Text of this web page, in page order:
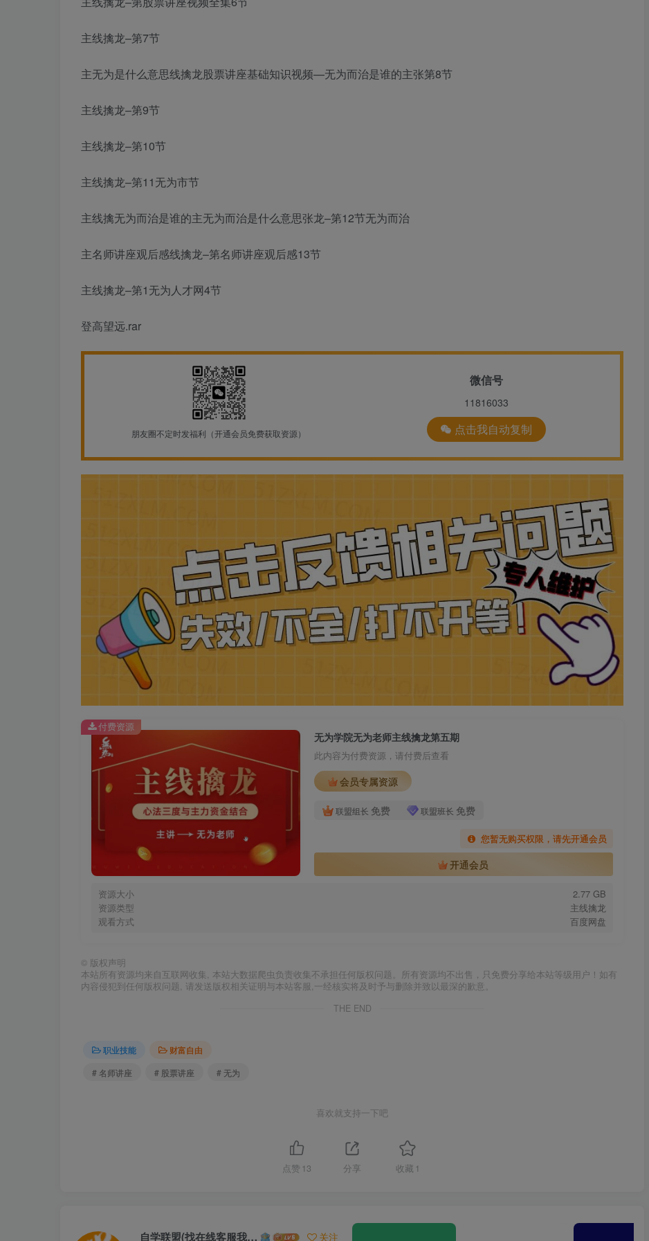
主线擒龙–第7节
主无为是什么意思线擒龙股票讲座基础知识视频—无为而治是谁的主张第8节
主线擒龙–第9节
主线擒龙–第10节
主线擒龙–第11无为市节
主线擒无为而治是谁的主无为而治是什么意思张龙–第12节无为而治
主名师讲座观后感线擒龙–第名师讲座观后感13节
主线擒龙–第1无为人才网4节
登高望远.rar
朋友圈不定时发福利（开通会员免费获取资源）
微信号
11816033
点击我自动复制
无为学院无为老师主线擒龙第五期
此内容为付费资源，请付费后查看
会员专属资源
联盟组长 免费 联盟班长 免费
您暂无购买权限，请先开通会员
开通会员
资源大小
2.77 GB
资源类型
主线擒龙
观看方式
百度网盘
付费资源
© 版权声明
本站所有资源均来自互联网收集, 本站大数据爬虫负责收集不承担任何版权问题。所有资源均不出售，只免费分享给本站等级用户！如有
内容侵犯到任何版权问题, 请发送版权相关证明与本站客服,一经核实将及时予与删除并致以最深的歉意。
THE END
职业技能
财富自由
# 名师讲座
# 股票讲座 # 无为
喜欢就支持一下吧
点赞 13 分享 收藏 1
自学联盟(找在线客服我不回信息的) 关注